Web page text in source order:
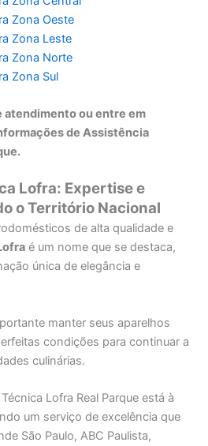
Zona Oeste
Zona Leste
Zona Norte
Zona Sul
atendimento ou entre em
de Assistência
Lofra: Expertise e
o Território Nacional
de alta qualidade e
é um nome que se destaca,
única de elegância e
manter seus aparelhos
condições para continuar a
culinárias.
Lofra Real Parque está à
um serviço de excelência que
São Paulo, ABC Paulista,